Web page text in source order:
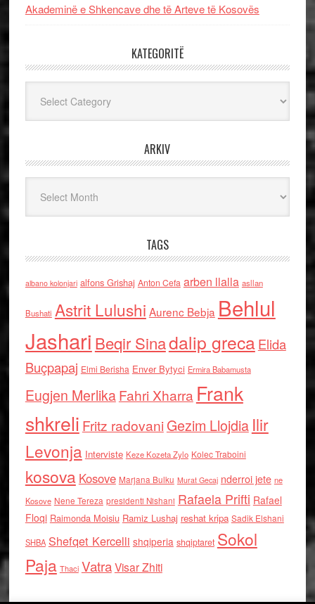
Akademinë e Shkencave dhe të Arteve të Kosovës
KATEGORITË
ARKIV
TAGS
albano kolonjari alfons Grishaj Anton Cefa arben llalla asllan
Bushati Astrit Lulushi Aurenc Bebja Behlul
Jashari Beqir Sinadalip grecaElida
Buçpapaj Elmi Berisha Enver Bytyci Ermira Babamusta
Eugjen MerlikaFahri Xharra Frank
shkreli Fritz radovaniGezim Llojdia Ilir
Levonja Interviste Keze Kozeta Zylo Kolec Traboini
kosova Kosove Marjana Bulku Murat Gecaj nderroi jete ne
Kosove Nene Tereza presidenti Nishani Rafaela Prifti Rafael
Floqi Raimonda Moisiu Ramiz Lushaj reshat kripa Sadik Elshani
SHBA Shefqet Kercelli shqiperia shqiptaret Sokol
Paja Thaci VatraVisar Zhiti